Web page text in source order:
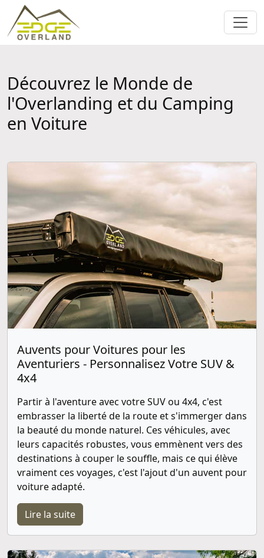
Découvrez le Monde de
l'Overlanding et du Camping
en Voiture
Auvents pour Voitures pour les
Aventuriers - Personnalisez Votre SUV &
4x4
Partir à l'aventure avec votre SUV ou 4x4, c'est
embrasser la liberté de la route et s'immerger dans
la beauté du monde naturel. Ces véhicules, avec
leurs capacités robustes, vous emmènent vers des
destinations à couper le souffle, mais ce qui élève
vraiment ces voyages, c'est l'ajout d'un auvent pour
voiture adapté.
Lire la suite